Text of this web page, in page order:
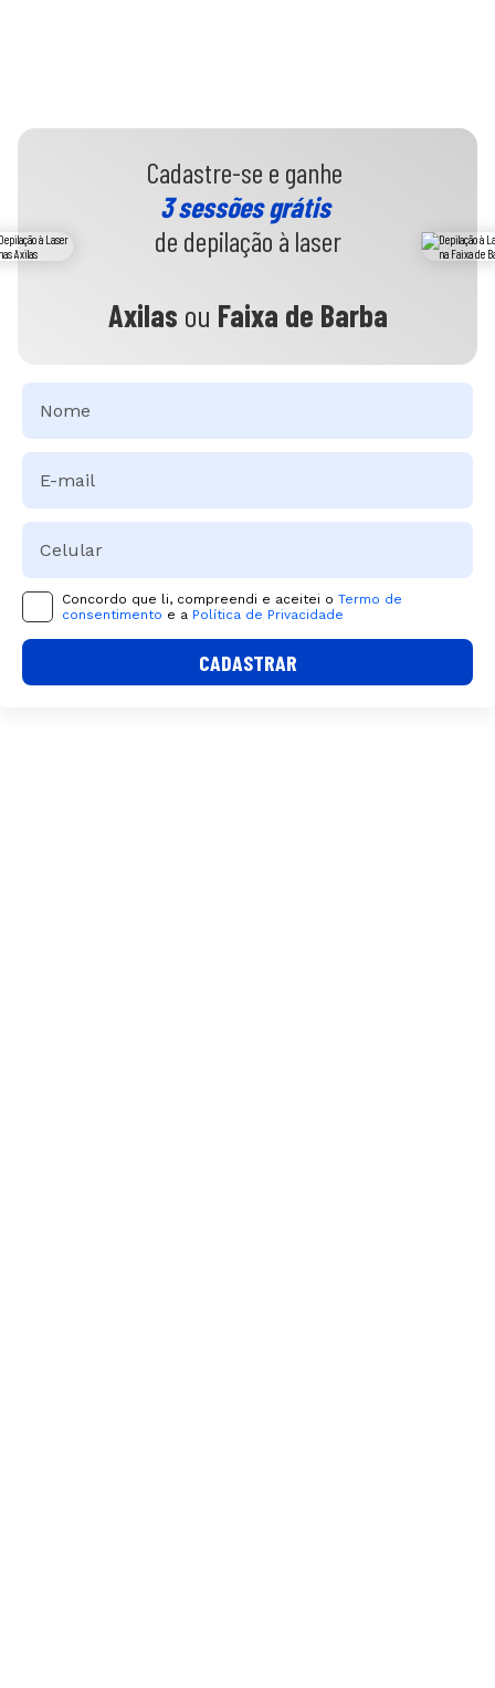
Cadastre-se e ganhe
3 sessões grátis
de depilação à laser
Axilas ou Faixa de Barba
Concordo que li, compreendi e aceitei o Termo de
consentimento e a Política de Privacidade
CADASTRAR